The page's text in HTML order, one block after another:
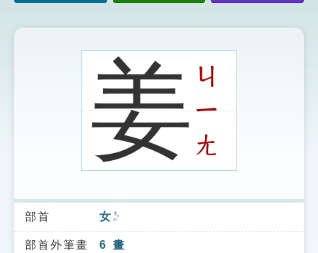
索引選單
知識索引
示
圖
姜 ㄐ
ㄧ
ㄤ
部首 女 ㄋㄩˇ
部首外筆畫 6 畫